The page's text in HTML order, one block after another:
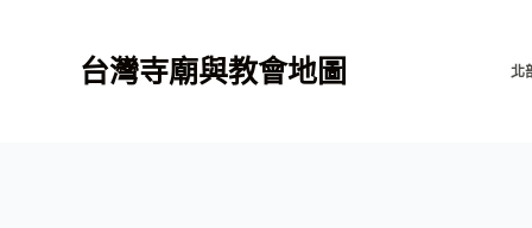
台灣寺廟與教會地圖 北